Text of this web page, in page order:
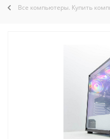
Все компьютеры. Купить